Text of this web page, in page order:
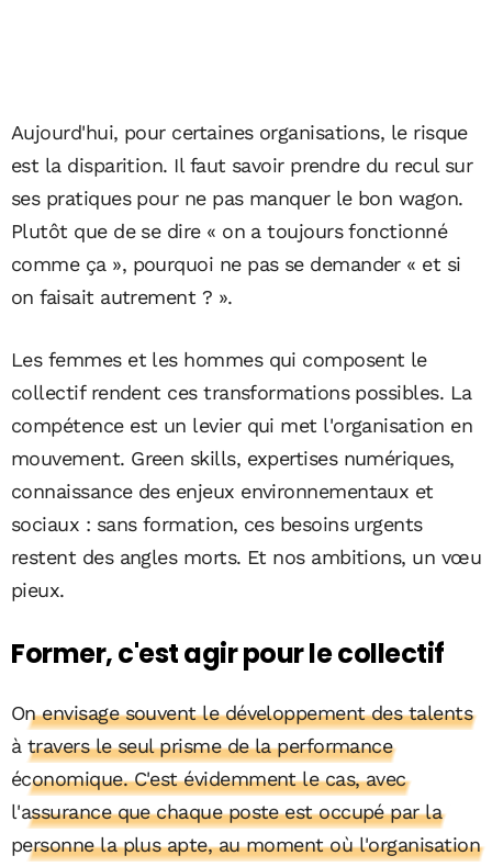
Aujourd'hui, pour certaines organisations, le risque
est la disparition. Il faut savoir prendre du recul sur
ses pratiques pour ne pas manquer le bon wagon.
Plutôt que de se dire « on a toujours fonctionné
comme ça », pourquoi ne pas se demander « et si
on faisait autrement ? ».
Les femmes et les hommes qui composent le
collectif rendent ces transformations possibles. La
compétence est un levier qui met l'organisation en
mouvement. Green skills, expertises numériques,
connaissance des enjeux environnementaux et
sociaux : sans formation, ces besoins urgents
restent des angles morts. Et nos ambitions, un vœu
pieux.
Former, c'est agir pour le collectif
On envisage souvent le développement des talents
à travers le seul prisme de la performance
économique. C'est évidemment le cas, avec
l'assurance que chaque poste est occupé par la
personne la plus apte, au moment où l'organisation